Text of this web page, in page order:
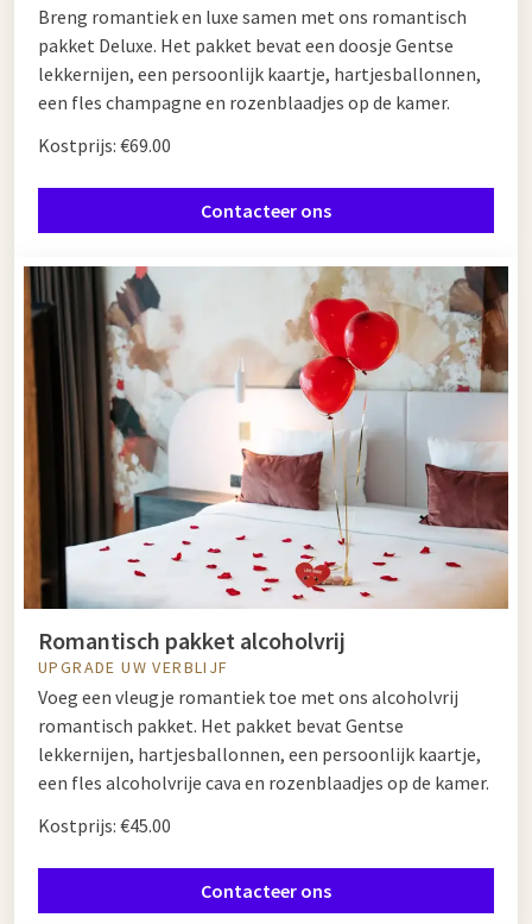
Breng romantiek en luxe samen met ons romantisch
pakket Deluxe. Het pakket bevat een doosje Gentse
lekkernijen, een persoonlijk kaartje, hartjesballonnen,
een fles champagne en rozenblaadjes op de kamer.
Kostprijs: €69.00
Contacteer ons
Romantisch pakket alcoholvrij
UPGRADE UW VERBLIJF
Voeg een vleugje romantiek toe met ons alcoholvrij
romantisch pakket. Het pakket bevat Gentse
lekkernijen, hartjesballonnen, een persoonlijk kaartje,
een fles alcoholvrije cava en rozenblaadjes op de kamer.
Kostprijs: €45.00
Contacteer ons